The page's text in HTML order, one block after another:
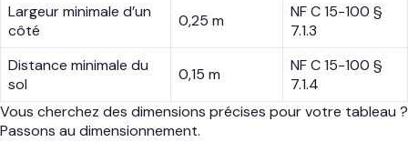
Largeur minimale d’un
côté
0,25 m
NF C 15-100 §
7.1.3
Distance minimale du
sol
0,15 m
NF C 15-100 §
7.1.4
Vous cherchez des dimensions précises pour votre tableau ?
Passons au dimensionnement.